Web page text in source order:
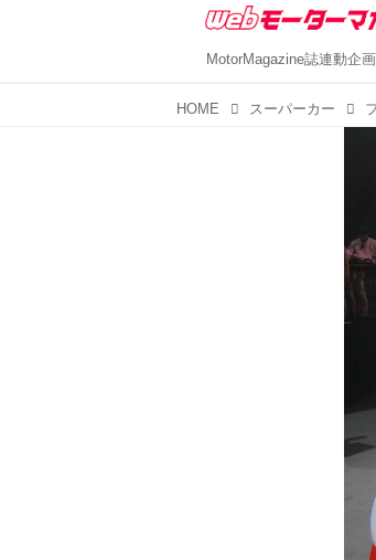
MotorMagazine誌連動企画
HOME スーパーカー